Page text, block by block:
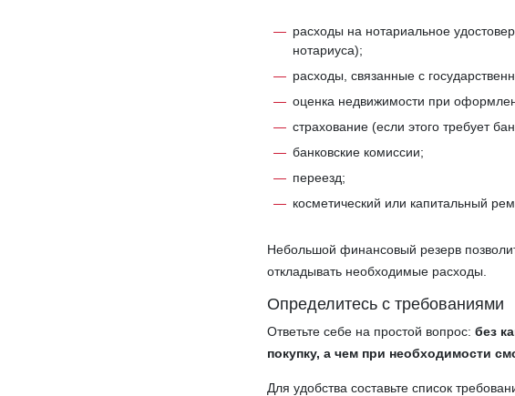
расходы на нотариальное
нотариуса);
расходы, связанные с
оценка недвижимости при
страхование (если этого требует
банковские комиссии;
переезд;
косметический или капитальный
Небольшой финансовый резерв
откладывать необходимые расходы.
Определитесь с требованиями
Ответьте себе на простой вопрос:без
покупку, а чем при необходимости
Для удобства составьте список